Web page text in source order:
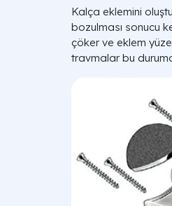
Kalça eklemini
bozulması sonucu
çöker ve eklem
travmalar bu